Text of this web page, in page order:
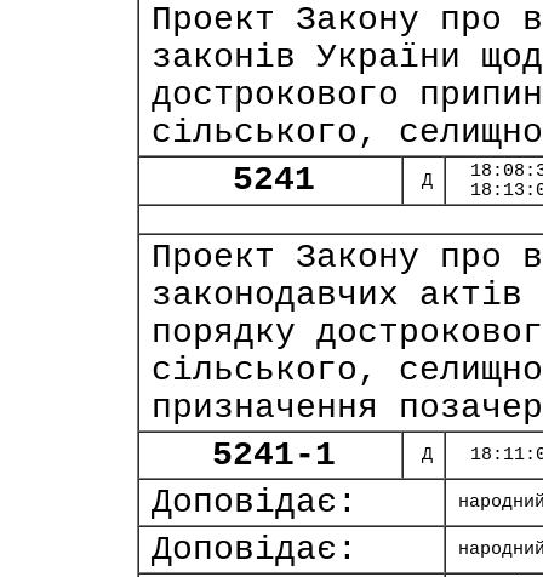
Проект Закону про
законів України
дострокового
сільського,
5241
Д
Проект Закону про
законодавчих
порядку
сільського,
призначення
5241-1
Д
Доповідає:
Доповідає: